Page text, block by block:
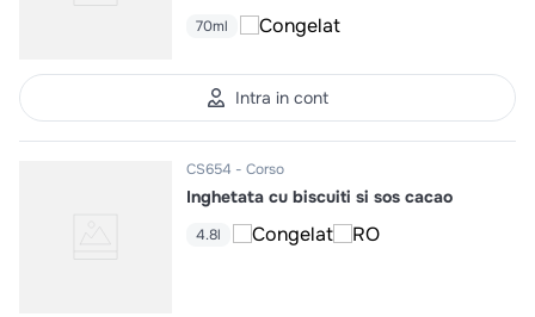
70ml
Intra in cont
CS654 Corso
Inghetata cu biscuiti si sos cacao
4.8l